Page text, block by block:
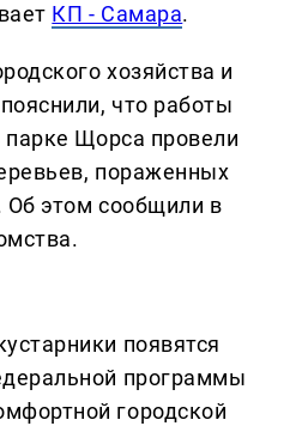
КП - Самара.
хозяйства и
что работы
парке Щорса провели
пораженных
Об этом сообщили в
появятся
программы
городской